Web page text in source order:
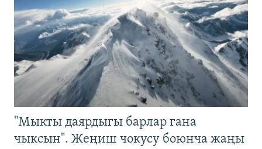
"Мыкты даярдыгы барлар гана
чыксын". Жеңиш чокусу боюнча жаңы